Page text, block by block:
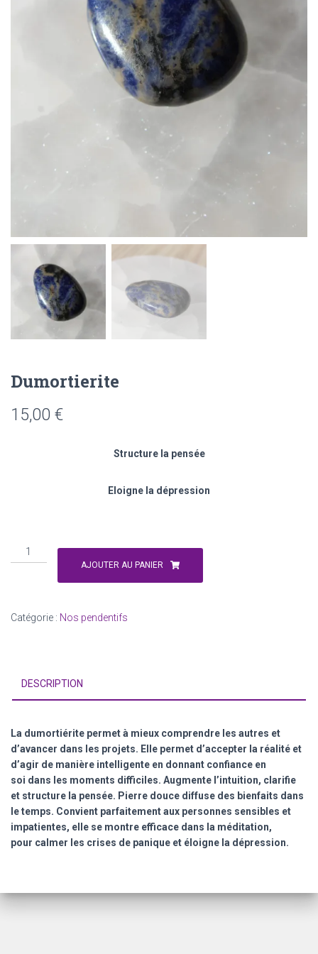
Dumortierite
15,00 €
Structure la pensée
Eloigne la dépression
quantité
de
Dumortierite
AJOUTER AU PANIER
Catégorie : Nos pendentifs
DESCRIPTION
La dumortiérite permet à mieux comprendre les autres et
d’avancer dans les projets. Elle permet d’accepter la réalité et
d’agir de manière intelligente en donnant confiance en
soi dans les moments difficiles. Augmente l’intuition, clarifie
et structure la pensée. Pierre douce diffuse des bienfaits dans
le temps. Convient parfaitement aux personnes sensibles et
impatientes, elle se montre efficace dans la méditation,
pour calmer les crises de panique et éloigne la dépression.